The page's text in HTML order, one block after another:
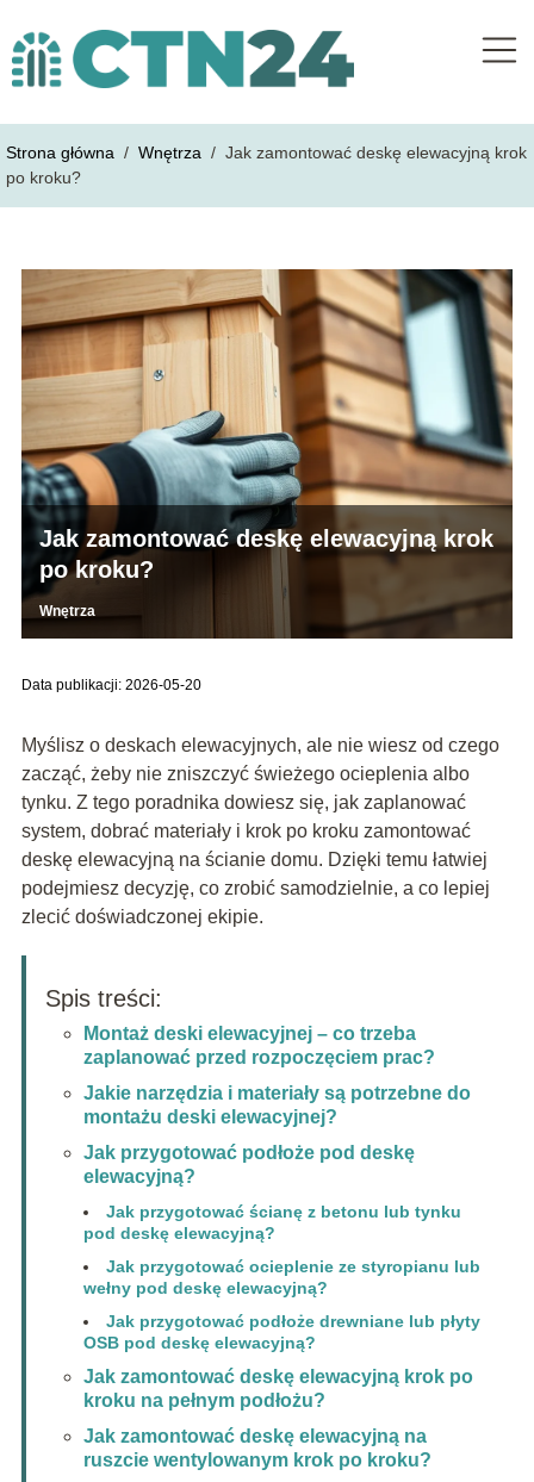
Strona główna / Wnętrza / Jak zamontować deskę elewacyjną krok
po kroku?
Jak zamontować deskę elewacyjną krok
po kroku?
Wnętrza
Data publikacji: 2026-05-20
Myślisz o deskach elewacyjnych, ale nie wiesz od czego
zacząć, żeby nie zniszczyć świeżego ocieplenia albo
tynku. Z tego poradnika dowiesz się, jak zaplanować
system, dobrać materiały i krok po kroku zamontować
deskę elewacyjną na ścianie domu. Dzięki temu łatwiej
podejmiesz decyzję, co zrobić samodzielnie, a co lepiej
zlecić doświadczonej ekipie.
Spis treści:
Montaż deski elewacyjnej – co trzeba
zaplanować przed rozpoczęciem prac?
Jakie narzędzia i materiały są potrzebne do
montażu deski elewacyjnej?
Jak przygotować podłoże pod deskę
elewacyjną?
Jak przygotować ścianę z betonu lub tynku
pod deskę elewacyjną?
Jak przygotować ocieplenie ze styropianu lub
wełny pod deskę elewacyjną?
Jak przygotować podłoże drewniane lub płyty
OSB pod deskę elewacyjną?
Jak zamontować deskę elewacyjną krok po
kroku na pełnym podłożu?
Jak zamontować deskę elewacyjną na
ruszcie wentylowanym krok po kroku?